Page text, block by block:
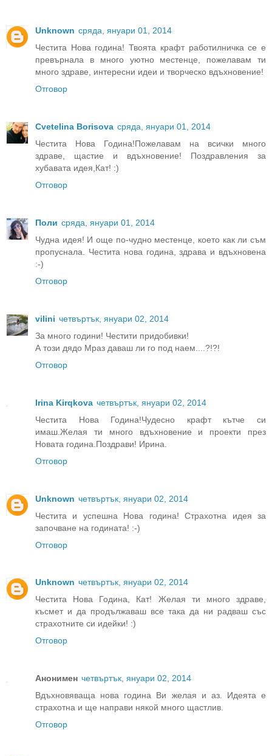
Unknown сряда, януари 01, 2014
Честита Нова година! Твоята крафт работилничка се е
превърнала в много уютно местенце, пожелавам ти
много здраве, интересни идеи и творческо вдъхновение!
Отговор
Cvetelina Borisova сряда, януари 01, 2014
Честита Нова Година!Пожелавам на всички много
здраве, щастие и вдъхновение! Поздравления за
хубавата идея,Кат! :)
Отговор
Поли сряда, януари 01, 2014
Чудна идея! И още по-чудно местенце, което как ли съм
пропуснала. Честита нова година, здрава и вдъхновена
:-)
Отговор
vilini четвъртък, януари 02, 2014
За много години! Честити придобивки!
А този дядо Мраз даваш ли го под наем....?!?!
Отговор
Irina Kirqkova четвъртък, януари 02, 2014
Честита Нова Година!Чудесно крафт кътче си
имаш.Желая ти много вдъхновение и проекти през
Новата година.Поздрави! Ирина.
Отговор
Unknown четвъртък, януари 02, 2014
Честита и успешна Нова година! Страхотна идея за
започване на годината! :-)
Отговор
Unknown четвъртък, януари 02, 2014
Честита Нова Година, Кат! Желая ти много здраве,
късмет и да продължаваш все така да ни радваш със
страхотните си идейки! :)
Отговор
Анонимен четвъртък, януари 02, 2014
Вдъхновяваща нова година Ви желая и аз. Идеята е
страхотна и ще направи някой много щастлив.
Отговор